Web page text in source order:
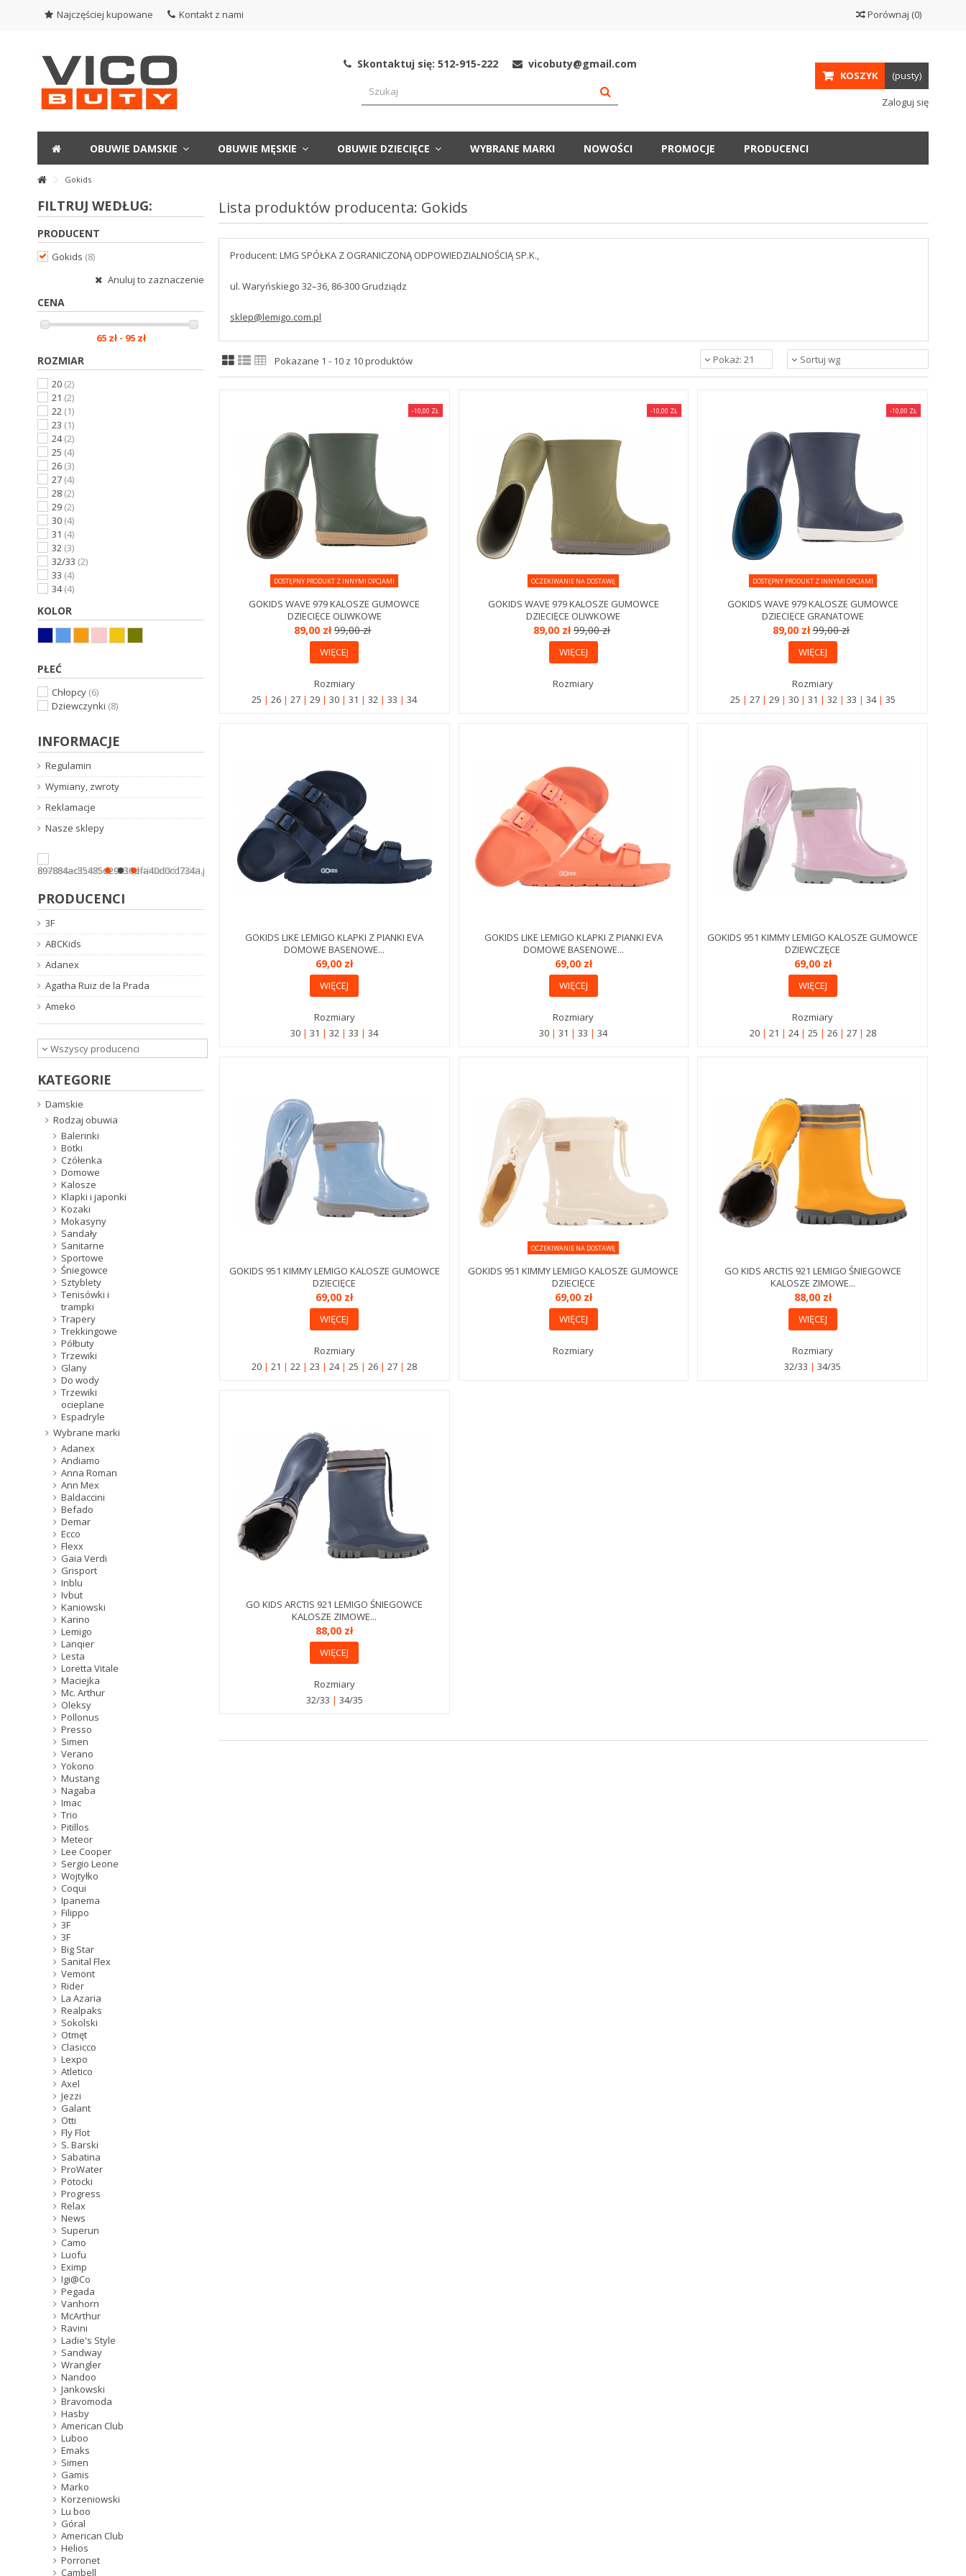
Najczęściej kupowane Kontakt z nami Porównaj (0)
Skontaktuj się: 512-915-222 vicobuty@gmail.com
KOSZYK (pusty)
Zaloguj się
OBUWIE DAMSKIE OBUWIE MĘSKIE OBUWIE DZIECIĘCE WYBRANE MARKI NOWOŚCI PROMOCJE PRODUCENCI
Gokids
Lista produktów producenta: Gokids
Producent: LMG SPÓŁKA Z OGRANICZONĄ ODPOWIEDZIALNOŚCIĄ SP.K.,
ul. Waryńskiego 32–36, 86-300 Grudziądz
sklep@lemigo.com.pl
Pokazane 1 - 10 z 10 produktów Sortuj wg
Pokaż: 21
-10,00 ZŁ
DOSTĘPNY PRODUKT Z INNYMI OPCJAMI
GOKIDS WAVE 979 KALOSZE GUMOWCE
DZIECIĘCE OLIWKOWE
89,00 zł99,00 zł
WIĘCEJ
Rozmiary
25
26 27 29 30 31 32 33 34
-10,00 ZŁ
OCZEKIWANIE NA DOSTAWĘ
GOKIDS WAVE 979 KALOSZE GUMOWCE
DZIECIĘCE OLIWKOWE
89,00 zł99,00 zł
WIĘCEJ
Rozmiary
-10,00 ZŁ
DOSTĘPNY PRODUKT Z INNYMI OPCJAMI
GOKIDS WAVE 979 KALOSZE GUMOWCE
DZIECIĘCE GRANATOWE
89,00 zł99,00 zł
WIĘCEJ
Rozmiary
25
27 29 30 31 32 33 34 35
GOKIDS LIKE LEMIGO KLAPKI Z PIANKI EVA
DOMOWE BASENOWE...
69,00 zł
WIĘCEJ
Rozmiary
30
31 32 33 34
GOKIDS LIKE LEMIGO KLAPKI Z PIANKI EVA
DOMOWE BASENOWE...
69,00 zł
WIĘCEJ
Rozmiary
30
31 33 34
GOKIDS 951 KIMMY LEMIGO KALOSZE GUMOWCE
DZIEWCZĘCE
69,00 zł
WIĘCEJ
Rozmiary
20
21 24 25 26 27 28
GOKIDS 951 KIMMY LEMIGO KALOSZE GUMOWCE
DZIECIĘCE
69,00 zł
WIĘCEJ
Rozmiary
20
21 22 23 24 25 26 27 28
OCZEKIWANIE NA DOSTAWĘ
GOKIDS 951 KIMMY LEMIGO KALOSZE GUMOWCE
DZIECIĘCE
69,00 zł
WIĘCEJ
Rozmiary
GO KIDS ARCTIS 921 LEMIGO ŚNIEGOWCE
KALOSZE ZIMOWE...
88,00 zł
WIĘCEJ
Rozmiary
32/33
34/35
GO KIDS ARCTIS 921 LEMIGO ŚNIEGOWCE
KALOSZE ZIMOWE...
88,00 zł
WIĘCEJ
Rozmiary
32/33
34/35
FILTRUJ WEDŁUG:
PRODUCENT
Gokids (8)
Anuluj to zaznaczenie
CENA
65 zł - 95 zł
ROZMIAR
20 (2)
21 (2)
22 (1)
23 (1)
24(2)
25 (4)
26 (3)
27 (4)
28 (2)
29 (2)
30 (4)
31 (4)
32 (3)
32/33 (2)
33 (4)
34(4)
35(1)
KOLOR
PŁEĆ
Chłopcy (6)
Dziewczynki (8)
INFORMACJE
Regulamin
Wymiany, zwroty
Reklamacje
Nasze sklepy
PRODUCENCI
3F
ABCKids
Adanex
Agatha Ruiz de la Prada
Ameko
Wszyscy producenci
KATEGORIE
Damskie
Rodzaj obuwia
Balerinki
Botki
Czółenka
Domowe
Kalosze
Klapki i japonki
Kozaki
Mokasyny
Sandały
Sanitarne
Sportowe
Śniegowce
Sztyblety
Tenisówki i
trampki
Trapery
Trekkingowe
Półbuty
Trzewiki
Glany
Do wody
Trzewiki
ocieplane
Espadryle
Wybrane marki
Adanex
Andiamo
Anna Roman
Ann Mex
Baldaccini
Befado
Demar
Ecco
Flexx
Gaia Verdi
Grisport
Inblu
Ivbut
Kaniowski
Karino
Lemigo
Lanqier
Lesta
Loretta Vitale
Maciejka
Mc. Arthur
Oleksy
Pollonus
Presso
Simen
Verano
Yokono
Mustang
Nagaba
Imac
Trio
Pitillos
Meteor
Lee Cooper
Sergio Leone
Wojtyłko
Coqui
Ipanema
Filippo
3F
3F
Big Star
Sanital Flex
Vemont
Rider
La Azaria
Realpaks
Sokolski
Otmęt
Clasicco
Lexpo
Atletico
Axel
Jezzi
Galant
Otti
Fly Flot
S. Barski
Sabatina
ProWater
Potocki
Progress
Relax
News
Superun
Camo
Luofu
Eximp
Igi@Co
Pegada
Vanhorn
McArthur
Ravini
Ladie's Style
Sandway
Wrangler
Nandoo
Jankowski
Bravomoda
Hasby
American Club
Luboo
Emaks
Simen
Gamis
Marko
Korzeniowski
Lu boo
Góral
American Club
Helios
Porronet
Cambell